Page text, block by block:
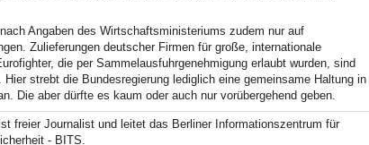
Angaben des Wirtschaftsministeriums zudem nur auf
Zulieferungen deutscher Firmen für große, internationale
die per Sammelausfuhrgenehmigung erlaubt wurden, sind
strebt die Bundesregierung lediglich eine gemeinsame Haltung in
Die aber dürfte es kaum oder auch nur vorübergehend geben.
freier Journalist und leitet das Berliner Informationszentrum für
- BITS.